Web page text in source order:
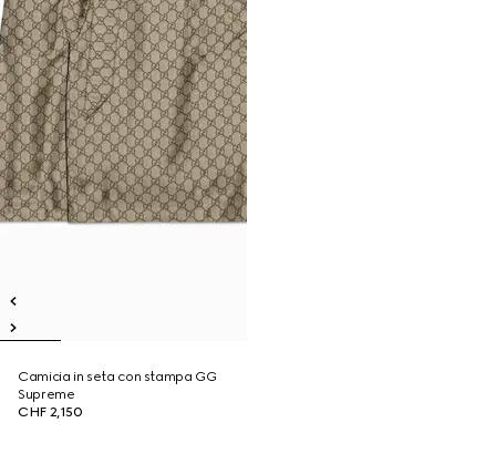
Camicia in seta con stampa GG
Supreme
CHF 2,150